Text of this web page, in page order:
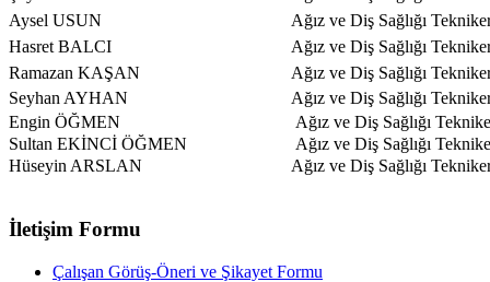
Aysel USUN
Ağız ve Diş Sağlığı
Hasret BALCI
Ağız ve Diş Sağlığı
Ramazan KAŞAN
Ağız ve Diş Sağlığı
Seyhan AYHAN
Ağız ve Diş Sağlığı
Engin ÖĞMEN
Ağız ve Diş Sağlığı
Sultan EKİNCİ ÖĞMEN
Ağız ve Diş Sağlığı
Hüseyin ARSLAN
Ağız ve Diş Sağlığı
İletişim Formu
Çalışan Görüş-Öneri ve Şikayet Formu